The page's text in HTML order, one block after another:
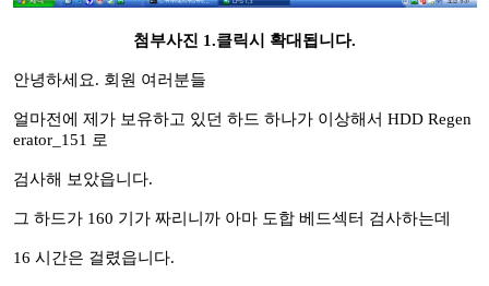
첨부사진 1.클릭시 확대됩니다.
안녕하세요. 회원 여러분들
얼마전에 제가 보유하고 있던 하드 하나가 이상해서 HDD Regen
erator_151 로
검사해 보았읍니다.
그 하드가 160 기가 짜리니까 아마 도합 베드섹터 검사하는데
16 시간은 걸렸읍니다.